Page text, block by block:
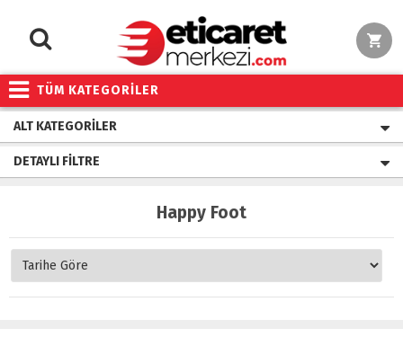
TÜM KATEGORİLER
ALT KATEGORILER
DETAYLI FILTRE
Happy Foot